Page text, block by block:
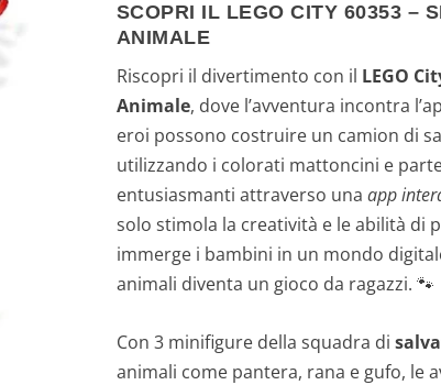
SCOPRI IL LEGO CITY 60353 –
ANIMALE
Riscopri il divertimento con il LEGO
Animale, dove l’avventura incontra
eroi possono costruire un camion di
utilizzando i colorati mattoncini e
entusiasmanti attraverso una app
solo stimola la creatività e le abilità di
immerge i bambini in un mondo
animali diventa un gioco da ragazzi. 🐾
Con 3 minifigure della squadra di
animali come pantera, rana e gufo, le